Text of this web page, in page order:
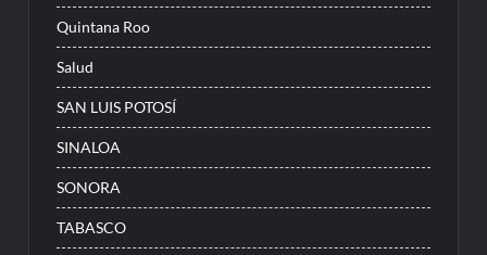
Quintana Roo
Salud
SAN LUIS POTOSÍ
SINALOA
SONORA
TABASCO